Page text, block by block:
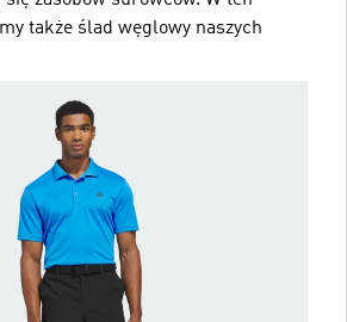
także ślad węglowy naszych